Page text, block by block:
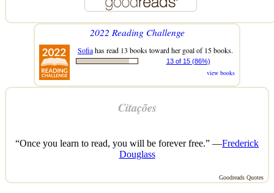
2022 Reading Challenge
Sofiahas read 13 books toward her goal of 15 books.
13 of 15 (86%)
view books
Citações
“Once you learn to read, you will be forever free.” —Frederick
Douglass
Goodreads Quotes